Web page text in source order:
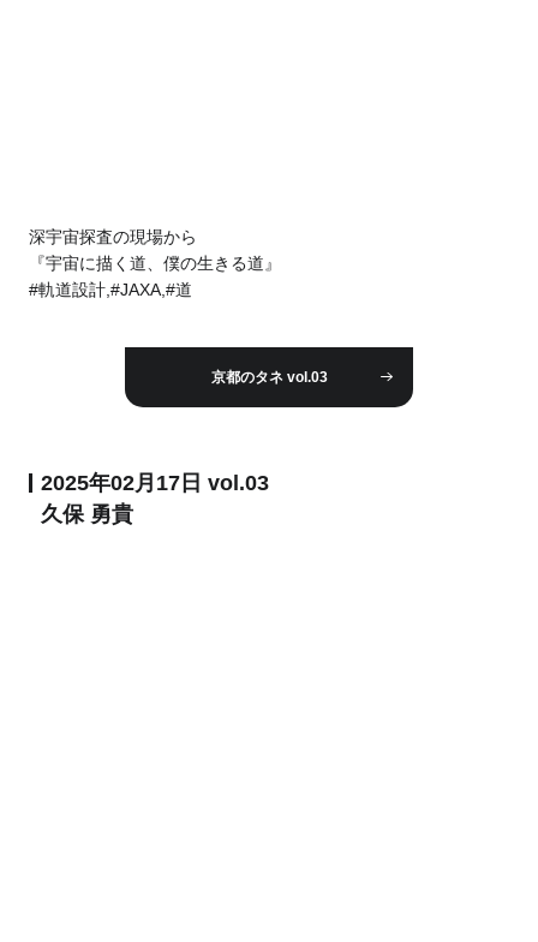
深宇宙探査の現場から
『宇宙に描く道、僕の生きる道』
#軌道設計,#JAXA,#道
京都のタネ vol.03
2025年02月17日 vol.03
久保 勇貴